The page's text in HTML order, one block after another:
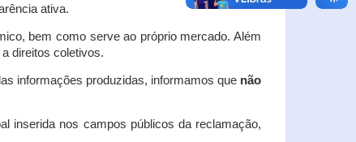
ativa.
bem como serve ao próprio mercado. Além
direitos coletivos.
informações produzidas, informamos que não
inserida nos campos públicos da reclamação,